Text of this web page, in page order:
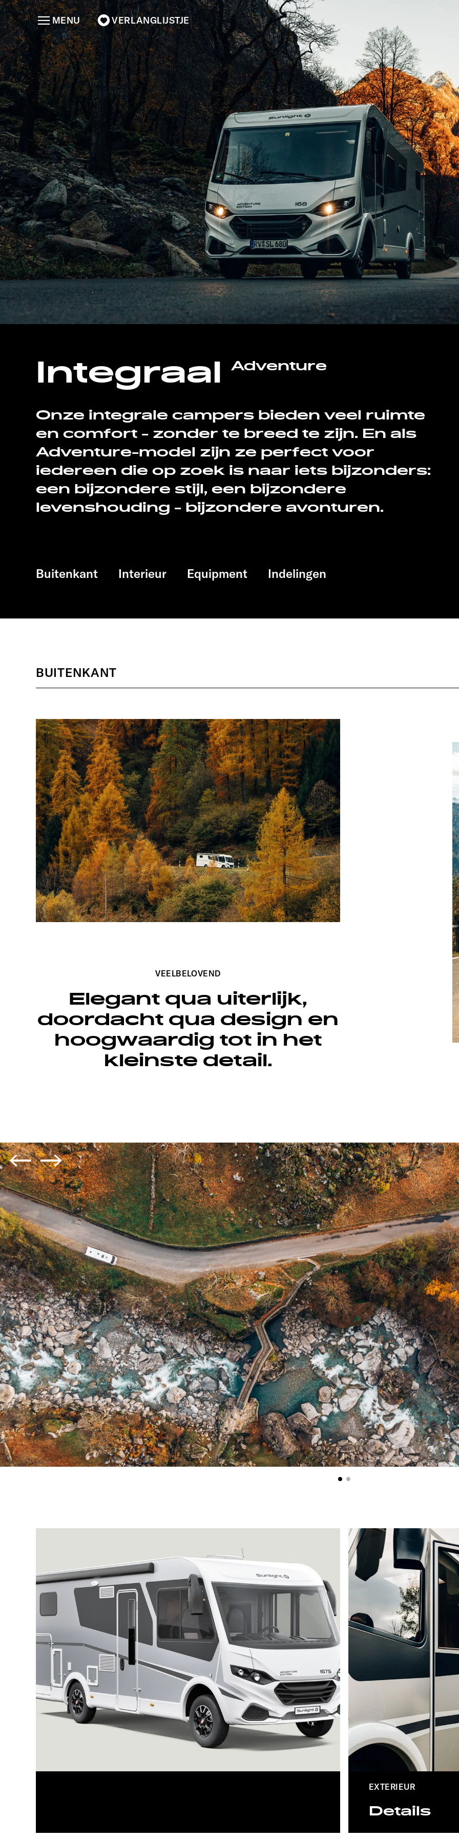
VERLANGLIJSTJE
MENU
Integraal Adventure
Onze integrale campers bieden veel ruimte
en comfort - zonder te breed te zijn. En als
Adventure-model zijn ze perfect voor
iedereen die op zoek is naar iets bijzonders:
een bijzondere stijl, een bijzondere
levenshouding - bijzondere avonturen.
Buitenkant Interieur Equipment Indelingen
BUITENKANT
VEELBELOVEND
Elegant qua uiterlijk,
doordacht qua design en
hoogwaardig tot in het
kleinste detail.
EXTERIEUR
Details